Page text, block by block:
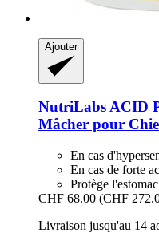
Ajouter
NutriLabsACID
Mâcher pour
En cas
En cas de forte
Protège l'estomac
CHF 68.00 (CHF
Livraison jusqu'au 14